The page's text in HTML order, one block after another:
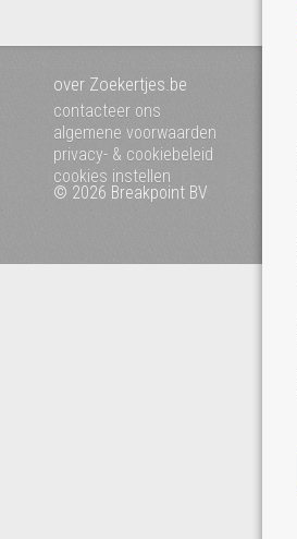
over Zoekertjes.be
contacteer ons
algemene voorwaarden
privacy- & cookiebeleid
cookies instellen
© 2026 Breakpoint BV